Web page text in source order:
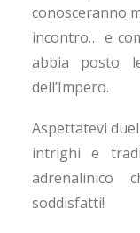
conosceranno
incontro… e
abbia posto
dell’Impero.
Aspettatevi
intrighi e
adrenalinico
soddisfatti!